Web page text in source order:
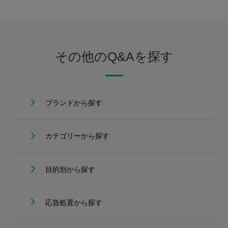
その他のQ&Aを探す
ブランドから探す
カテゴリーから探す
目的別から探す
応急処置から探す